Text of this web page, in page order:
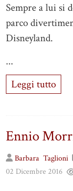
Sempre a lui si
parco
Disneyland.
...
Leggi tutto
Ennio
Barbara Taglioni
02 Dicembre 2016